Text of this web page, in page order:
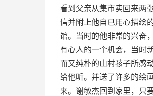
看到父亲从集市卖回来两
信并附上他自已用心描绘
馆。当时的他非常的兴奋
有心人的一个机会，当时
而又纯朴的山村孩子所感
给他听。并送了许多的绘
来。谢敏杰回到家里，只